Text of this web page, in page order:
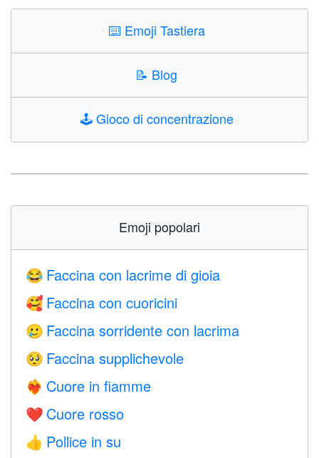
⌨️ Emoji Tastiera
📝 Blog
🕹️Gioco di concentrazione
Emoji popolari
😂 Faccina con lacrime di gioia
🥰 Faccina con cuoricini
🥲 Faccina sorridente con lacrima
🥺 Faccina supplichevole
❤️‍🔥 Cuore in fiamme
❤️ Cuore rosso
👍 Pollice in su